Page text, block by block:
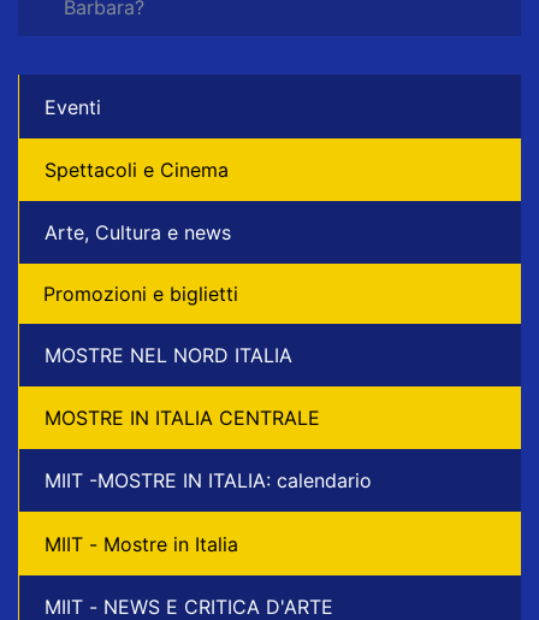
Barbara?
Eventi
Spettacoli e Cinema
Arte, Cultura e news
Promozioni e biglietti
MOSTRE NEL NORD ITALIA
MOSTRE IN ITALIA CENTRALE
MIIT -MOSTRE IN ITALIA: calendario
MIIT - Mostre in Italia
MIIT - NEWS E CRITICA D'ARTE